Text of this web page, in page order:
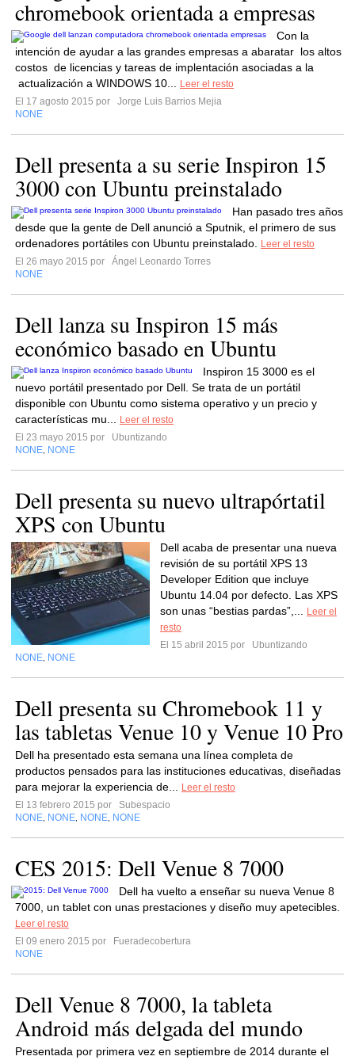
chromebook orientada a empresas
Con la
intención de ayudar a las grandes empresas a abaratar los altos
costos de licencias y tareas de implentación asociadas a la
actualización a WINDOWS 10...
Leer el resto
El 17 agosto 2015 por
Jorge Luis Barrios Mejia
NONE
Dell presenta a su serie Inspiron 15
3000 con Ubuntu preinstalado
Han pasado tres años
desde que la gente de Dell anunció a Sputnik, el primero de sus
ordenadores portátiles con Ubuntu preinstalado.
Leer el resto
El 26 mayo 2015 por
Ángel Leonardo Torres
NONE
Dell lanza su Inspiron 15 más
económico basado en Ubuntu
Inspiron 15 3000 es el
nuevo portátil presentado por Dell. Se trata de un portátil
disponible con Ubuntu como sistema operativo y un precio y
características mu...
Leer el resto
El 23 mayo 2015 por
Ubuntizando
NONE NONE
Dell presenta su nuevo ultrapórtatil
XPS con Ubuntu
Dell acaba de presentar una nueva
revisión de su portátil XPS 13
Developer Edition que incluye
Ubuntu 14.04 por defecto. Las XPS
son unas “bestias pardas”,...
Leer el
resto
El 15 abril 2015 por
Ubuntizando
NONE NONE
Dell presenta su Chromebook 11 y
las tabletas Venue 10 y Venue 10 Pro
Dell ha presentado esta semana una línea completa de
productos pensados para las instituciones educativas, diseñadas
para mejorar la experiencia de...
Leer el resto
El 13 febrero 2015 por
Subespacio
NONE NONE NONE NONE
CES 2015: Dell Venue 8 7000
Dell ha vuelto a enseñar su nueva Venue 8
7000, un tablet con unas prestaciones y diseño muy apetecibles.
Leer el resto
El 09 enero 2015 por
Fueradecobertura
NONE
Dell Venue 8 7000, la tableta
Android más delgada del mundo
Presentada por primera vez en septiembre de 2014 durante el